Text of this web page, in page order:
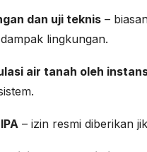
dan uji teknis –
lingkungan.
air tanah oleh
– izin resmi diberikan